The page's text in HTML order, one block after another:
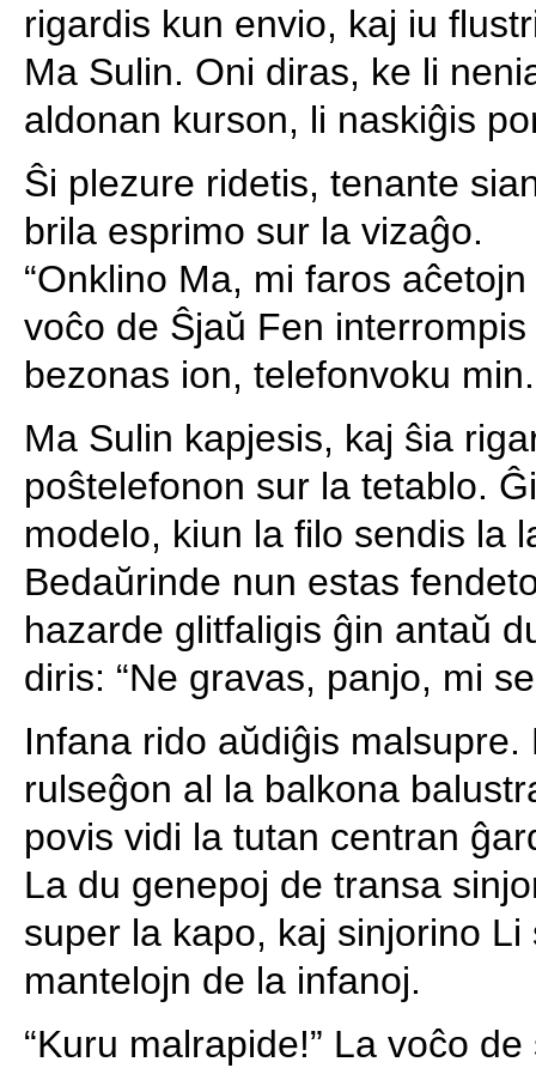
rigardis kun envio, kaj iu
Ma Sulin. Oni diras, ke li
aldonan kurson, li naskiĝis
Ŝi plezure ridetis, tenante
brila esprimo sur la vizaĝo.
“Onklino Ma, mi faros
voĉo de Ŝjaŭ Fen
bezonas ion, telefonvoku
Ma Sulin kapjesis, kaj ŝia
poŝtelefonon sur la tetablo.
modelo, kiun la filo sendis la
Bedaŭrinde nun estas
hazarde glitfaligis ĝin antaŭ
diris: “Ne gravas, panjo, mi
Infana rido aŭdiĝis
rulseĝon al la balkona
povis vidi la tutan centran
La du genepoj de transa
super la kapo, kaj sinjorino
mantelojn de la infanoj.
“Kuru malrapide!” La voĉo